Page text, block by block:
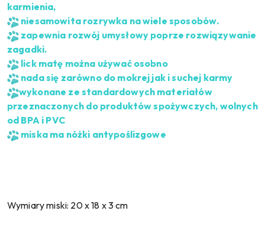
karmienia,
niesamowita rozrywka na wiele sposobów.
zapewnia rozwój umysłowy poprze rozwiązywanie
zagadki.
lick matę można używać osobno
nada się zarówno do mokrej jak i suchej karmy
wykonane ze standardowych materiałów
przeznaczonych do produktów spożywczych, wolnych
od BPA i PVC
miska ma nóżki antypoślizgowe
Wymiary miski: 20 x 18 x 3 cm